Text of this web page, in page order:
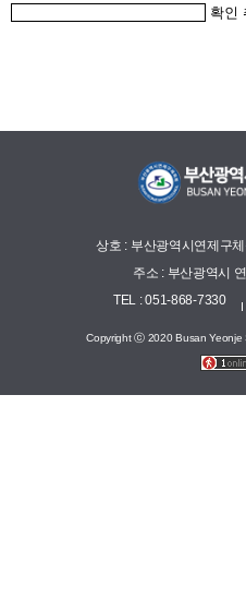
확인
상호 : 부산광역시연제구체
주소 : 부산광역시
TEL : 051-868-7330
Copyright ⓒ 2020 Busan Yeonje